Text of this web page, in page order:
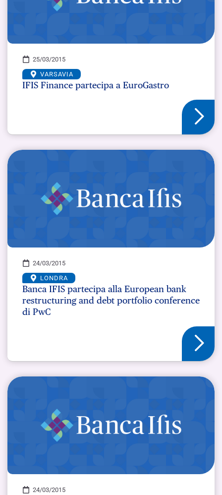
25/03/2015
VARSAVIA
IFIS Finance partecipa a EuroGastro
24/03/2015
LONDRA
Banca IFIS partecipa alla European bank
restructuring and debt portfolio conference
di PwC
24/03/2015